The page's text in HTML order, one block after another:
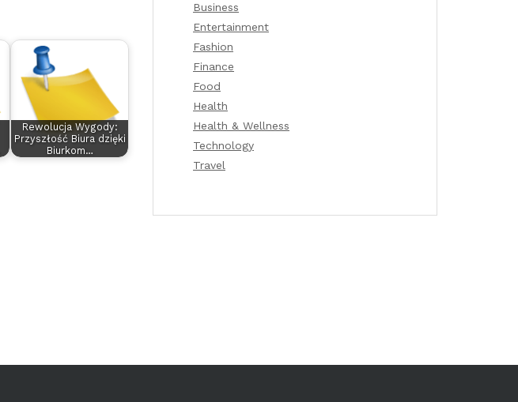
Rewolucja Wygody:
Przyszłość Biura dzięki
Biurkom…
Business
Entertainment
Fashion
Finance
Food
Health
Health & Wellness
Technology
Travel